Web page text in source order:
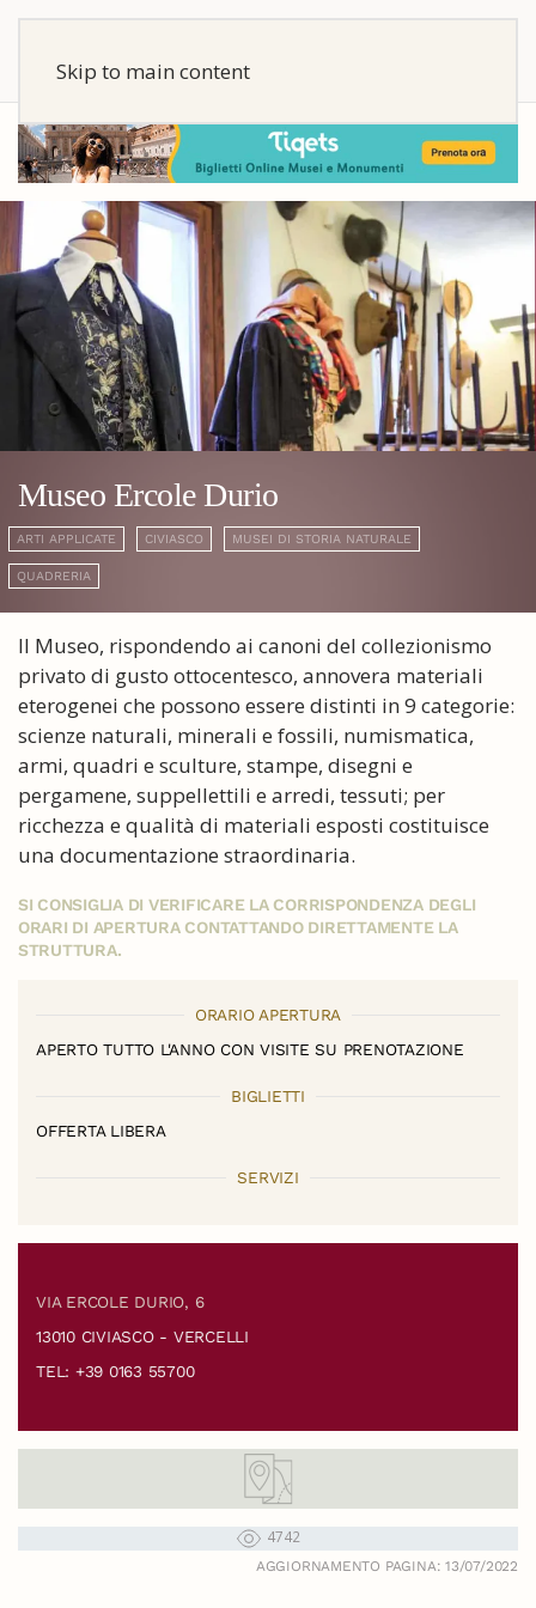
Skip to main content
Museo Ercole Durio
ARTI APPLICATE CIVIASCO MUSEI DI STORIA NATURALE
QUADRERIA
Il Museo, rispondendo ai canoni del collezionismo
privato di gusto ottocentesco, annovera materiali
eterogenei che possono essere distinti in 9 categorie:
scienze naturali, minerali e fossili, numismatica,
armi, quadri e sculture, stampe, disegni e
pergamene, suppellettili e arredi, tessuti; per
ricchezza e qualità di materiali esposti costituisce
una documentazione straordinaria.
SI CONSIGLIA DI VERIFICARE LA CORRISPONDENZA DEGLI
ORARI DI APERTURA CONTATTANDO DIRETTAMENTE LA
STRUTTURA.
ORARIO APERTURA
APERTO TUTTO L'ANNO CON VISITE SU PRENOTAZIONE
BIGLIETTI
OFFERTA LIBERA
SERVIZI
VIA ERCOLE DURIO, 6
13010 CIVIASCO - VERCELLI
TEL: +39 0163 55700
4742
AGGIORNAMENTO PAGINA: 13/07/2022